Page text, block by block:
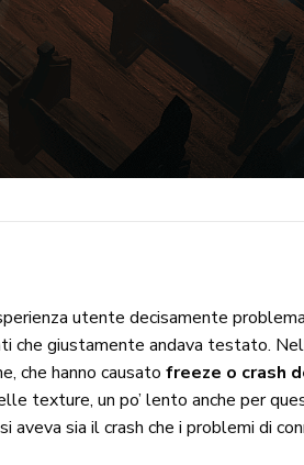
utente decisamente
che giustamente andava testato.
che hanno causatofreeze o crash
texture, un po’ lento anche per
aveva sia il crash che i problemi di